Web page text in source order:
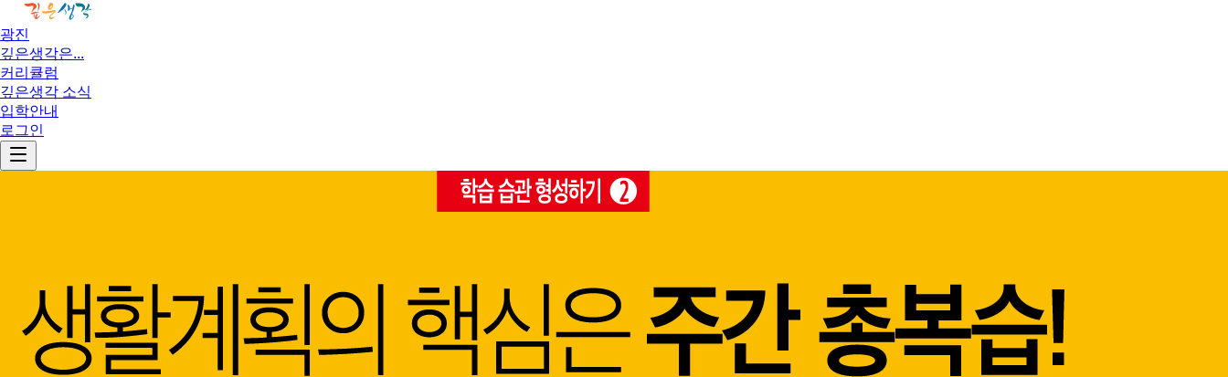
광진
깊은생각은...
커리큘럼
깊은생각 소식
입학안내
로그인